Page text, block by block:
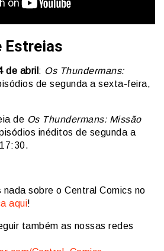
Estreias
de abril : Os Thundermans:
de segunda a sexta-feira,
de Os Thundermans: Missão
inéditos de segunda a
sobre o Central Comics no
aqui!
também as nossas redes